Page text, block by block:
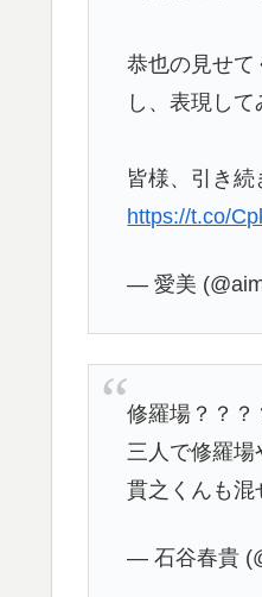
恭也の見せて
し、表現して
皆様、引き
https://t.co/
— 愛美
修羅場？？？
三人で修羅場
貫之くんも
— 石谷春貴